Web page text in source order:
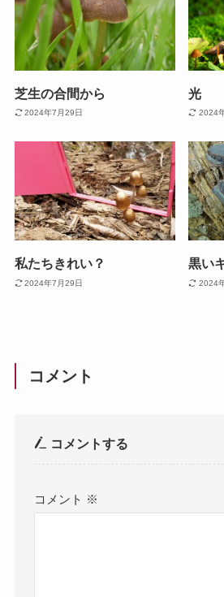
芝生の合間から
2024年7月29日
光
2024
私たちきれい？
2024年7月29日
黒い
2024
コメント
コメントする
コメント ※